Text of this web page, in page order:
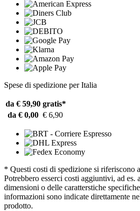
Spese di spedizione per Italia
da € 59,90 gratis*
da € 0,00 € 6,90
* Questi costi di spedizione si riferiscono
Potrebbero esserci costi aggiuntivi, ad es.
dimensioni o delle caratterstiche
informazioni sono indicate direttamente
prodotto.